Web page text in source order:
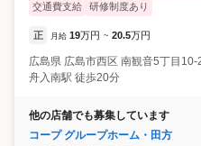
交通費支給
研修制度あり
正 月給 19万円 ~ 20.5万円
広島県 広島市西区 南観音5丁目10-
舟入南駅 徒歩20分
他の店舗でも募集しています
コープ グループホーム・田方